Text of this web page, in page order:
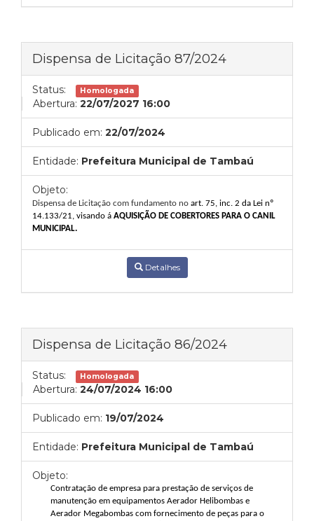
Dispensa de Licitação 87/2024
Status: Homologada
Abertura: 22/07/2027 16:00
Publicado em: 22/07/2024
Entidade: Prefeitura Municipal de Tambaú
Objeto:
Dispensa de Licitação com fundamento no art. 75, inc. 2 da Lei nº
14.133/21, visando á AQUISIÇÃO DE COBERTORES PARA O CANIL
MUNICIPAL.
Detalhes
Dispensa de Licitação 86/2024
Status: Homologada
Abertura: 24/07/2024 16:00
Publicado em: 19/07/2024
Entidade: Prefeitura Municipal de Tambaú
Objeto:
Contratação de empresa para prestação de serviços de
manutenção em equipamentos Aerador Helibombas e
Aerador Megabombas com fornecimento de peças para o